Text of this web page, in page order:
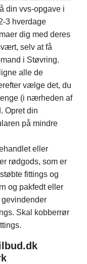
din vvs-opgave i
3 hverdage
dig med deres
selv at få
i Støvring.
alle de
vælge det, du
(i nærheden af
Opret din
på mindre
eller
rødgods, som er
fittings og
og pakfedt eller
gevindender
Skal kobberrør